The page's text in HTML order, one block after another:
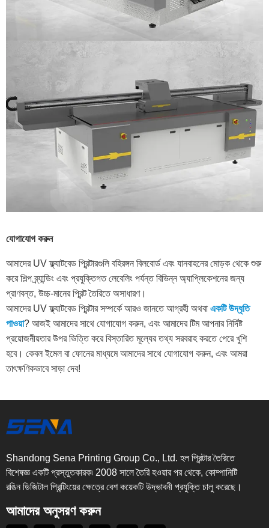
যোগাযোগ করুন
আমাদের UV ফ্ল্যাটবেড প্রিন্টারগুলি বহিরঙ্গন বিলবোর্ড এবং যানবাহনের মোড়ক থেকে শুরু
করে শিল্প ব্র্যান্ডিং এবং প্রযুক্তিগত লেবেলিং পর্যন্ত বিভিন্ন অ্যাপ্লিকেশনের জন্য
প্রাণবন্ত, উচ্চ-মানের প্রিন্ট তৈরিতে অসাধারণ।
আমাদের UV ফ্ল্যাটবেড প্রিন্টার সম্পর্কে আরও জানতে আগ্রহী অথবা একটি উদ্ধৃতি
পাওয়া? আজই আমাদের সাথে যোগাযোগ করুন, এবং আমাদের টিম আপনার নির্দিষ্ট
প্রয়োজনীয়তার উপর ভিত্তি করে বিস্তারিত মূল্যের তথ্য সরবরাহ করতে পেরে খুশি
হবে। কেবল ইমেল বা ফোনের মাধ্যমে আমাদের সাথে যোগাযোগ করুন, এবং আমরা
তাৎক্ষণিকভাবে সাড়া দেব!
Shandong Sena Printing Group Co., Ltd. হল প্রিন্টার তৈরিতে
বিশেষজ্ঞ একটি প্রস্তুতকারক৷ 2008 সালে তৈরি হওয়ার পর থেকে, কোম্পানিটি
রঙিন ডিজিটাল প্রিন্টিংয়ের ক্ষেত্রে বেশ কয়েকটি উদ্ভাবনী প্রযুক্তি চালু করেছে।
আমাদের অনুসরণ করুন